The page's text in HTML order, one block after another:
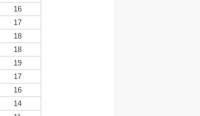
16
17
18
18
19
17
16
14